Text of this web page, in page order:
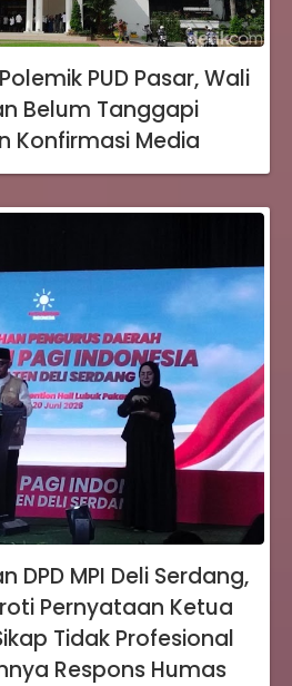
PUD Pasar, Wali
Belum Tanggapi
Konfirmasi Media
DPD MPI Deli Serdang,
Pernyataan Ketua
Tidak Profesional
Respons Humas